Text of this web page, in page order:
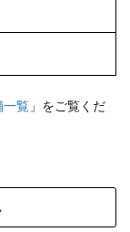
一覧 」をご覧くだ